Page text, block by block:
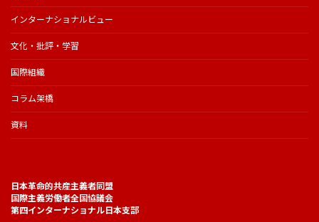
インターナショナルビュー
文化・批評・学習
国際組織
コラム架橋
資料
日本革命的共産主義者同盟
国際主義労働者全国協議会
第四インターナショナル日本支部